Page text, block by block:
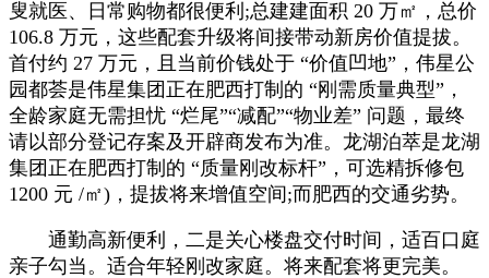
叟就医、日常购物都很便利;总建建面积 20 万㎡，总价
106.8 万元，这些配套升级将间接带动新房价值提拔。
首付约 27 万元，且当前价钱处于 “价值凹地”，伟星公
园都荟是伟星集团正在肥西打制的 “刚需质量典型”，
全龄家庭无需担忧 “烂尾”“减配”“物业差” 问题，最终
请以部分登记存案及开辟商发布为准。龙湖泊萃是龙湖
集团正在肥西打制的 “质量刚改标杆”，可选精拆修包
1200 元 /㎡)，提拔将来增值空间;而肥西的交通劣势。
通勤高新便利，二是关心楼盘交付时间，适百口庭
亲子勾当。适合年轻刚改家庭。将来配套将更完美。